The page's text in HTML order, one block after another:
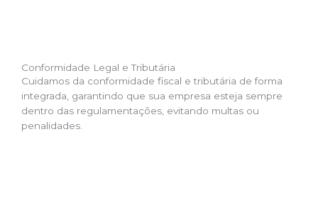
Conformidade Legal e Tributária
Cuidamos da conformidade fiscal e tributária de forma
integrada, garantindo que sua empresa esteja sempre
dentro das regulamentações, evitando multas ou
penalidades.